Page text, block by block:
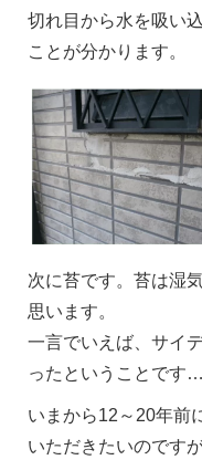
切れ目から水を吸い
ことが分かります。
次に苔です。苔は湿
思います。
一言でいえば、サイ
ったということです…
いまから12～20年前
いただきたいのです